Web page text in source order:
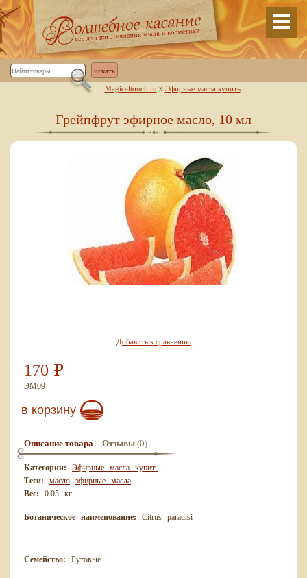
Magicaltouch.ru » Эфирные масла купить
Грейпфрут эфирное масло, 10 мл
Добавить к сравнению
170 Р
ЭМ09
в корзину
Описание товара Отзывы (0)
Категории:
Эфирные масла купить
Теги:
масло эфирные масла
Вес:
0.05 кг
Ботаническое наименование: Citrus paradisi
Семейство: Рутовые